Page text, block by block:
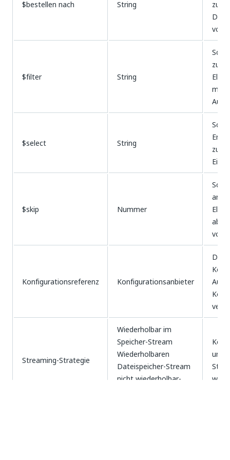
$bestellen nach String
Die
von
$filter String
$select String
$skip Nummer
vom
Konfigurationsreferenz Konfigurationsanbieter
Der
Streaming-Strategie
Wiederholbar im
Speicher-Stream
Wiederholbaren
Dateispeicher-Stream
nicht wiederholbar-
und